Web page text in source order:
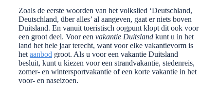
Zoals de eerste woorden van het volkslied ‘Deutschland,
Deutschland, über alles’ al aangeven, gaat er niets boven
Duitsland. En vanuit toeristisch oogpunt klopt dit ook voor
een groot deel. Voor een vakantie Duitsland kunt u in het
land het hele jaar terecht, want voor elke vakantievorm is
het aanbod groot. Als u voor een vakantie Duitsland
besluit, kunt u kiezen voor een strandvakantie, stedenreis,
zomer- en wintersportvakantie of een korte vakantie in het
voor- en naseizoen.